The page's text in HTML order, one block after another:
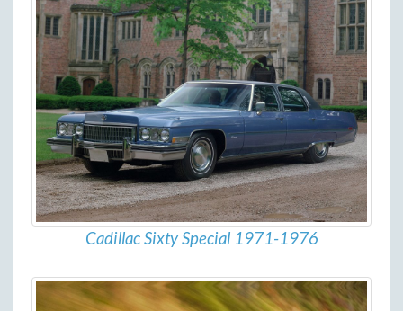
Cadillac Sixty Special 1971-1976